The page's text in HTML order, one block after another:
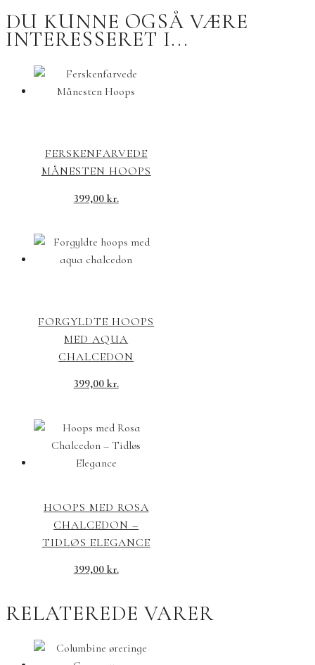
DU KUNNE OGSÅ VÆRE
INTERESSERET I...
FERSKENFARVEDE
MÅNESTEN HOOPS
399,00 kr.
FORGYLDTE HOOPS
MED AQUA
CHALCEDON
399,00 kr.
HOOPS MED ROSA
CHALCEDON –
TIDLØS ELEGANCE
399,00 kr.
RELATEREDE VARER